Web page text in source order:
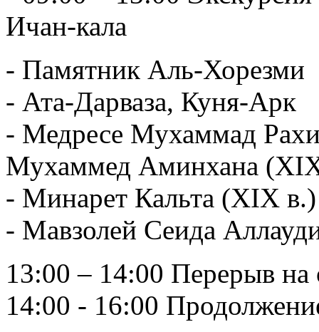
Ичан-кала
- Памятник Аль-Хорезми
- Ата-Дарваза, Куня-Арк
- Медресе Мухаммад
Мухаммед Аминхана
- Минарет Кальта (XIX в.)
- Мавзолей Сеида
13:00 – 14:00 Перерыв на
14:00 - 16:00